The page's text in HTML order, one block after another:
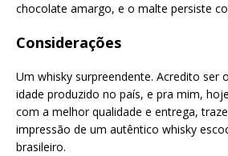
chocolate amargo, e o malte persiste
Considerações
Um whisky surpreendente. Acredito ser
idade produzido no país, e pra mim,
com a melhor qualidade e entrega,
impressão de um autêntico whisky
brasileiro.